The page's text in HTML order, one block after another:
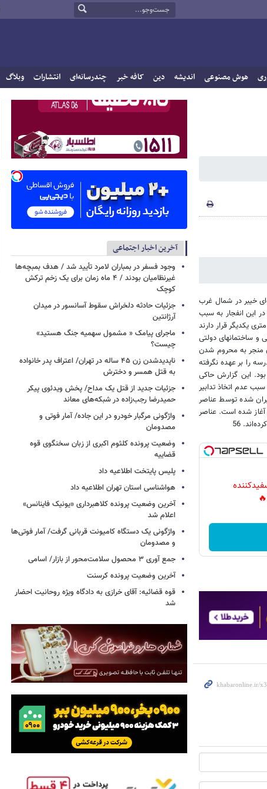
هوش مصنوعی اندیشه دین کافه خبر چندرسانه‌ای انتشارات وبلاگ
ﺧﯿﺒﺮ ﺩﺭ ﺷﻤﺎﻝ ﻏﺮﺏ
ﺍﯾﻦ ﺍﻧﻔﺠﺎﺭ ﺑﻪ ﺳﺒﺐ
ﯾﮑﺪﯾﮕﺮ ﻗﺮﺍﺭ ﺩﺍﺭﻧﺪ
ﻭ ﺳﺎﺧﺘﻤﺎﻧﻬﺎﯼ ﺩﻭﻟﺘﯽ
ﻣﻨﺠﺮ ﺑﻪ ﻣﺤﺮﻭﻡ ﺷﺪﻥ
ﺭﺍ ﺑﺮ ﻋﻬﺪﻩ ﻧﮕﺮﻓﺘﻪ
ﺍﯾﻦ ﮔﺰﺍﺭﺵ ﺣﺎﮐﯽ
ﻋﺪﻡ ﺍﺗﺨﺎﺫ ﺗﺪﺍﺑﯿﺮ
ﺷﺪﻩ ﺗﻮﺳﻂ ﻋﻨﺎﺻﺮ
ﺷﺪﻩ ﺍﺳﺖ. ﻋﻨﺎﺻﺮ
56
آخرین اخبار اجتماعی
وجود فسفر در بمباران لامرد تأیید شد / هدف بمبچه‌ها
غیرنظامیان بودند / ۴ ماه زمان برای یک زخم ترکش
کوچک
جزئیات حادثه دلخراش سقوط آسانسور در میدان
آرژانتین
ماجرای پیامک « مشمول سهمیه جنگ هستید»
چیست؟
ناپدیدشدن زن ۴۵ ساله در تهران/ اعتراف پدر خانواده
به قتل همسر و دخترش
جزئیات جدید از قتل یک مداح/ پخش ویدئوی پیکر
حمیدرضا رجب‌زاده در شبکه‌های معاند
واژگونی مرگبار خودرو در این جاده/ آمار فوتی و
مصدومان
وضعیت پرونده کلثوم اکبری از زبان سخنگوی قوه
قضاییه
پلیس پایتخت اطلاعیه داد
هواشناسی استان تهران اطلاعیه داد
آخرین وضعیت پرونده کلاهبرداری «یونیک فاینانس»
اعلام شد
واژگونی یک دستگاه کامیونت قربانی گرفت/ آمار فوتی‌ها
و مصدومان
جمع آوری ۳ محصول سلامت‌محور از بازار/ اسامی
آخرین وضعیت پرونده کرسنت
قوه قضائیه: آقای خرازی به دادگاه ویژه روحانیت احضار
شد